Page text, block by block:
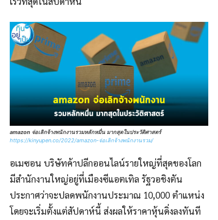
amazon จ่อเลิกจ้างพนักงานรวมหลักหมื่น มากสุดในประวัติศาสตร์
https://kinyupen.co/2022/amazon-จ่อเลิกจ้างพนักงานรวม/
อเมซอน บริษัทค้าปลีกออนไลน์รายใหญ่ที่สุดของโลก
มีสำนักงานใหญ่อยู่ที่เมืองซีแอตเทิล รัฐวอชิงตัน
ประกาศว่าจะปลดพนักงานประมาณ 10,000 ตำแหน่ง
โดยจะเริ่มตั้งแต่สัปดาห์นี้ ส่งผลให้ราคาหุ้นดิ่งลงทันที